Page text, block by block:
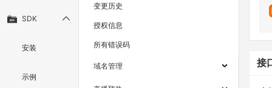
SDK
安装
示例
变更历史
授权信息
所有错误码
域名管理 接